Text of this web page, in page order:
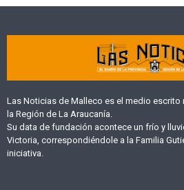
Las Noticias de Malleco es el medio escrito
la Región de La Araucanía.
Su data de fundación acontece un frío y
Victoria, correspondiéndole a la Familia
iniciativa.